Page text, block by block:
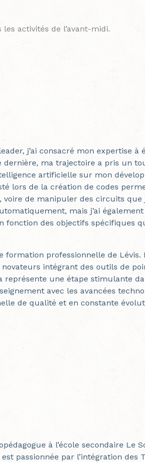
activités de l’avant-midi.
j’ai consacré mon expertise à
dernière, ma trajectoire a pris un
artificielle sur mon
lors de la création de codes
voire de manipuler des circuits
mais j’ai
des objectifs spécifiques
professionnelle de Lévis.
intégrant des outils de
une étape stimulante
avec les avancées
de qualité et en constante
à l’école secondaire Le
passionnée par l’intégration des